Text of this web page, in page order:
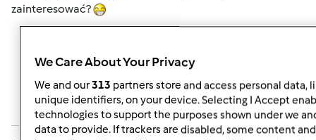
zainteresować?
Góra strony
Zalogujlub zarejestruj sięaby dodawać
komentarze
We Care About Your Privacy
We and our313 partners store and access personal data,
unique identifiers, on your device. Selecting I Accept
technologies to support the purposes shown under we
data to provide. If trackers are disabled, some content